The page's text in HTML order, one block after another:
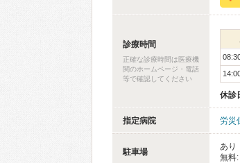
診療時間
正確な診療時間は医療機
関のホームページ・電話
等で確認してください
休診
指定病院 労災
駐車場
あり
無料